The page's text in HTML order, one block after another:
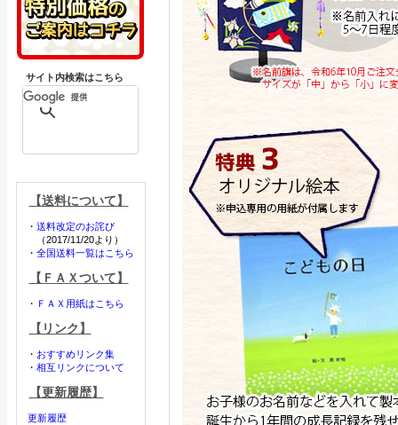
サイト内検索はこちら
【送料について】
・ 送料改定のお詫び
（2017/11/20より）
・ 全国送料一覧はこちら
【ＦＡＸついて】
・ ＦＡＸ用紙はこちら
【リンク】
・ おすすめリンク集
・ 相互リンクについて
【更新履歴】
更新履歴